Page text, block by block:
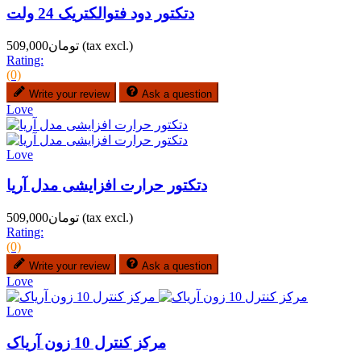
دتکتور دود فتوالکتریک 24 ولت
تومان509,000 (tax excl.)
Rating:
(0)
Write your review Ask a question
Love
Love
دتکتور حرارت افزایشی مدل آریا
تومان509,000 (tax excl.)
Rating:
(0)
Write your review Ask a question
Love
Love
مرکز کنترل 10 زون آریاک